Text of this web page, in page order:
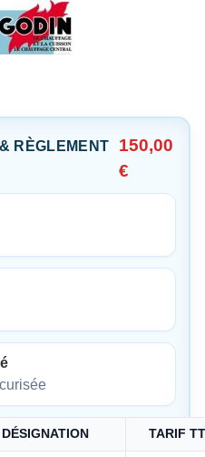
RÈGLEMENT
150,00
€
DÉSIGNATION TARIF